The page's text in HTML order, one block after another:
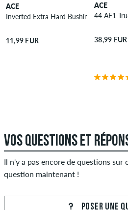
ACE
Inverted Extra Hard Bushings 4 Pack
11,99 EUR
ACE
44 AF1
38,99 EUR
VOS QUESTIONS ET
Il n'y a pas encore de questions sur
question maintenant !
POSER UNE